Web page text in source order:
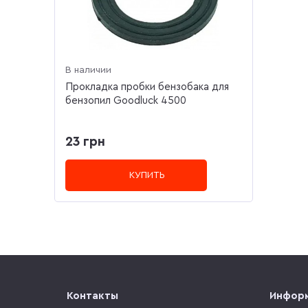
В наличии
Прокладка пробки бензобака для
бензопил Goodluck 4500
23 грн
КУПИТЬ
Контакты